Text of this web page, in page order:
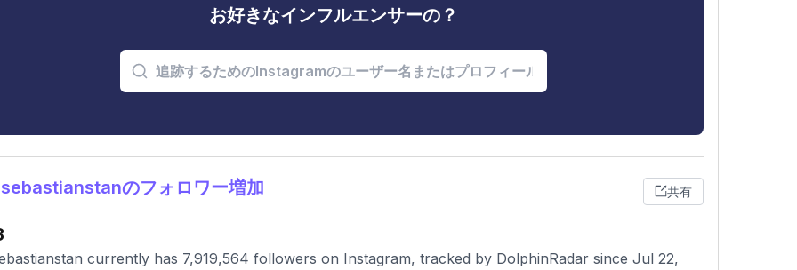
お好きなインフルエンサーの？
のフォロワー増加 共有
currently has 7,919,564 followers on Instagram, tracked by DolphinRadar since Jul 22,